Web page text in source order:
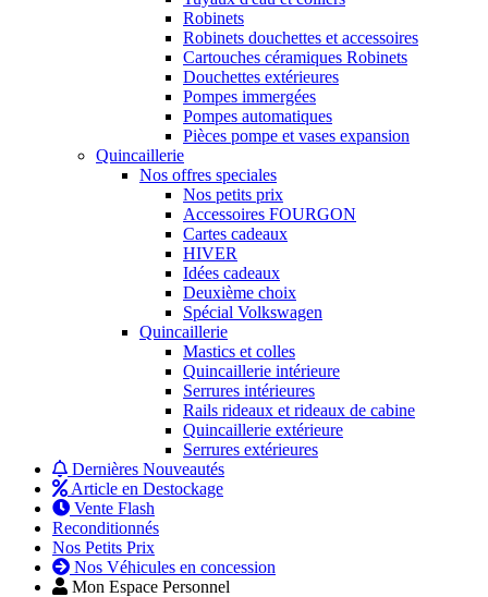
Robinets
Robinets douchettes et accessoires
Cartouches céramiques Robinets
Douchettes extérieures
Pompes immergées
Pompes automatiques
Pièces pompe et vases expansion
Quincaillerie
Nos offres speciales
Nos petits prix
Accessoires FOURGON
Cartes cadeaux
HIVER
Idées cadeaux
Deuxième choix
Spécial Volkswagen
Quincaillerie
Mastics et colles
Quincaillerie intérieure
Serrures intérieures
Rails rideaux et rideaux de cabine
Quincaillerie extérieure
Serrures extérieures
Dernières Nouveautés
Article en Destockage
Vente Flash
Reconditionnés
Nos Petits Prix
Nos Véhicules en concession
Mon Espace Personnel